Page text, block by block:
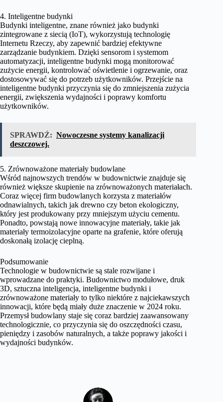
4. Inteligentne budynki
Budynki inteligentne, znane również jako budynki
zintegrowane z siecią (IoT), wykorzystują technologię
Internetu Rzeczy, aby zapewnić bardziej efektywne
zarządzanie budynkiem. Dzięki sensorom i systemom
automatyzacji, inteligentne budynki mogą monitorować
zużycie energii, kontrolować oświetlenie i ogrzewanie, oraz
dostosowywać się do potrzeb użytkowników. Przejście na
inteligentne budynki przyczynia się do zmniejszenia zużycia
energii, zwiększenia wydajności i poprawy komfortu
użytkowników.
SPRAWDŹ: Nowoczesne systemy kanalizacji
deszczowej.
5. Zrównoważone materiały budowlane
Wśród najnowszych trendów w budownictwie znajduje się
również większe skupienie na zrównoważonych materiałach.
Coraz więcej firm budowlanych korzysta z materiałów
odnawialnych, takich jak drewno czy beton ekologiczny,
który jest produkowany przy mniejszym użyciu cementu.
Ponadto, powstają nowe innowacyjne materiały, takie jak
materiały termoizolacyjne oparte na grafenie, które oferują
doskonałą izolację cieplną.
Podsumowanie
Technologie w budownictwie są stale rozwijane i
wprowadzane do praktyki. Budownictwo modułowe, druk
3D, sztuczna inteligencja, inteligentne budynki i
zrównoważone materiały to tylko niektóre z najciekawszych
innowacji, które będą miały duże znaczenie w 2024 roku.
Przemysł budowlany staje się coraz bardziej zaawansowany
technologicznie, co przyczynia się do oszczędności czasu,
pieniędzy i zasobów naturalnych, a także poprawy jakości i
wydajności budynków.